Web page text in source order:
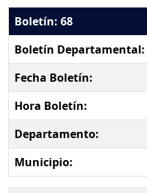
Boletín: 68
Boletín Departamental:
Fecha Boletín:
Hora Boletín:
Departamento:
Municipio: